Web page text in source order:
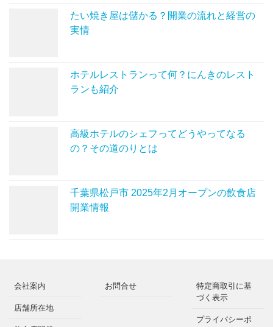
たい焼き屋は儲かる？開業の流れと経営の
実情
ホテルレストランって何？にんきのレスト
ランも紹介
高級ホテルのシェフってどうやってなる
の？その道のりとは
千葉県松戸市 2025年2月オープンの飲食店
開業情報
会社案内
店舗所在地
お問合せ
特定商取引に基
づく表示
プライバシーポ